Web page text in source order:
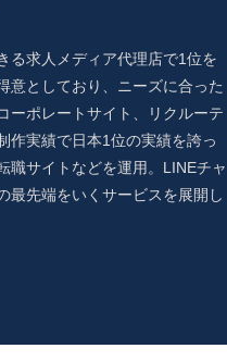
株式会社 個人情報に関する
：privacy@careerchannel.co.jp
はご遠慮ください
を提供されることの
る求人メディア代理店で1位を
意としており、ニーズに合った
ーポレートサイト、リクルーテ
作実績で日本1位の実績を誇っ
職サイトなどを運用。LINEチャ
最先端をいくサービスを展開し